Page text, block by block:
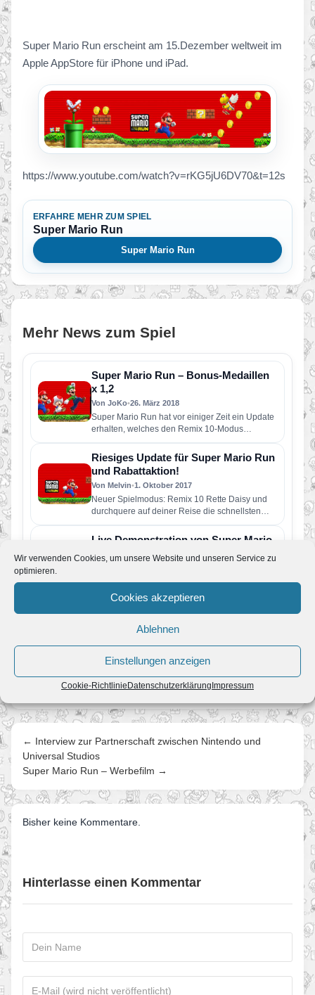
Wir verwenden Cookies, um unsere Website und unseren Service zu
optimieren.
Cookies akzeptieren
Ablehnen
Einstellungen anzeigen
Cookie-RichtlinieDatenschutzerklärungImpressum
Super Mario Run erscheint am 15.Dezember weltweit im
Apple AppStore für iPhone und iPad.
https://www.youtube.com/watch?v=rKG5jU6DV70&t=12s
ERFAHRE MEHR ZUM SPIEL
Super Mario Run
Super Mario Run
Mehr News zum Spiel
Super Mario Run – Bonus-Medaillen
x 1,2
Von JoKo•26. März 2018
Super Mario Run hat vor einiger Zeit ein Update
erhalten, welches den Remix 10-Modus
hinzugefügt hat. Nun gibt…
Riesiges Update für Super Mario Run
und Rabattaktion!
Von Melvin•1. Oktober 2017
Neuer Spielmodus: Remix 10 Rette Daisy und
durchquere auf deiner Reise die schnellsten
Level in der Geschichte von…
Live Demonstration von Super Mario
Run und einer Weltpremiere!
Reggie Fils-Aime seines Zeichen Präsident von
Nintendo of America war gestern Abend zu Gast
in der „Tonight Show“…
performen Super Mario Bros-Theme
Gestern Abend in der „The Tonight Show“ mit
Jimmy Fallon wurde nicht nur Super Mario Run
thematisiert auch…
← Interview zur Partnerschaft zwischen Nintendo und
Universal Studios
Super Mario Run – Werbefilm →
Bisher keine Kommentare.
Hinterlasse einen Kommentar